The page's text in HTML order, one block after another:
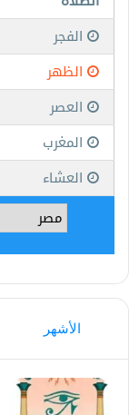
الأشهر